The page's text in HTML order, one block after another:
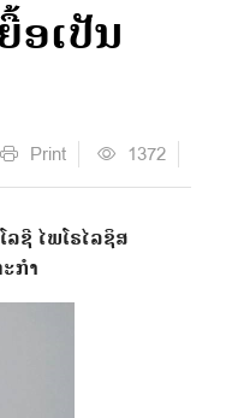
ອເປັນ
Print 1372
ຊີ ໄພໂຣໄລຊິສ
ກຳ